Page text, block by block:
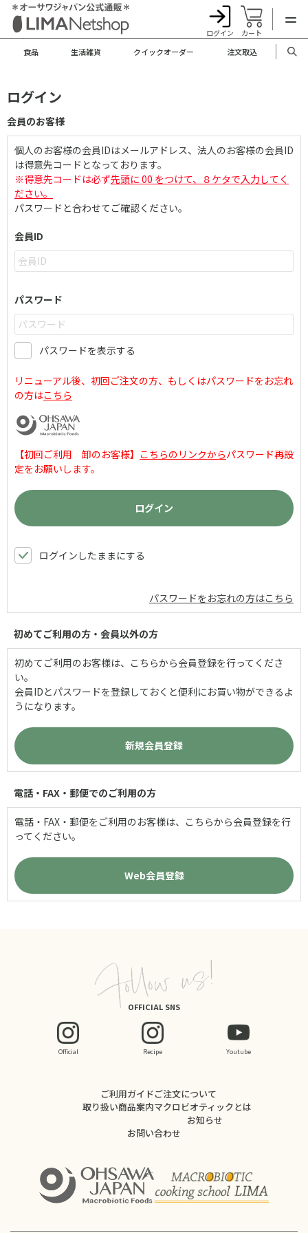
ログイン カート
食品 生活雑貨 クイックオーダー 注文取込
ログイン
会員のお客様
個人のお客様の会員IDはメールアドレス、法人のお客様の会員ID
は得意先コードとなっております。
※得意先コードは必ず先頭に 00 をつけて、８ケタで入力してく
ださい。
パスワードと合わせてご確認ください。
会員ID
パスワード
パスワードを表示する
リニューアル後、初回ご注文の方、もしくはパスワードをお忘れ
の方はこちら
【初回ご利用 卸のお客様】 こちらのリンクからパスワード再設
定をお願いします。
ログインしたままにする
パスワードをお忘れの方はこちら
初めてご利用の方・会員以外の方
初めてご利用のお客様は、こちらから会員登録を行ってくださ
い。
会員IDとパスワードを登録しておくと便利にお買い物ができるよ
うになります。
電話・FAX・郵便でのご利用の方
電話・FAX・郵便をご利用のお客様は、こちらから会員登録を行
ってください。
OFFICIAL SNS
Official Recipe Youtube
ご利用ガイドご注文について
取り扱い商品案内マクロビオティックとは
お知らせ
お問い合わせ